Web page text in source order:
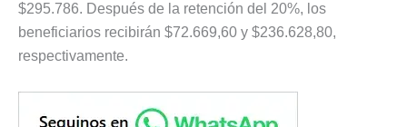
$295.786. Después de la retención del 20%, los
beneficiarios recibirán $72.669,60 y $236.628,80,
respectivamente.